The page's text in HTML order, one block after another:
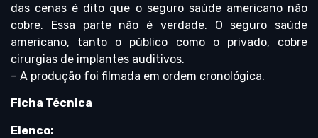
das cenas é dito que o seguro saúde americano não
cobre. Essa parte não é verdade. O seguro saúde
americano, tanto o público como o privado, cobre
cirurgias de implantes auditivos.
– A produção foi filmada em ordem cronológica.
Ficha Técnica
Elenco: